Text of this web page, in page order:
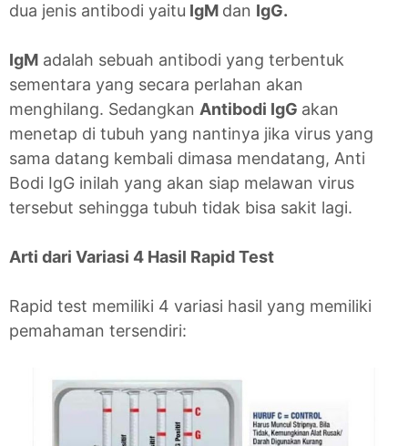
dua jenis antibodi yaitu IgM dan IgG.
IgM adalah sebuah antibodi yang terbentuk
sementara yang secara perlahan akan
menghilang. Sedangkan Antibodi IgG akan
menetap di tubuh yang nantinya jika virus yang
sama datang kembali dimasa mendatang, Anti
Bodi IgG inilah yang akan siap melawan virus
tersebut sehingga tubuh tidak bisa sakit lagi.
Arti dari Variasi 4 Hasil Rapid Test
Rapid test memiliki 4 variasi hasil yang memiliki
pemahaman tersendiri: